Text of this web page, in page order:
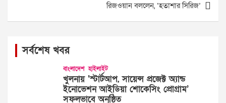
রিজওয়ান বললেন, ‘হতাশার সিরিজ’
সর্বশেষ খবর
বাংলাদেশ হাইলাইট
খুলনায় ‘স্টার্টআপ, সায়েন্স প্রজেক্ট অ্যান্ড
ইনোভেশন আইডিয়া শোকেসিং প্রোগ্রাম’
সফলভাবে অনুষ্ঠিত